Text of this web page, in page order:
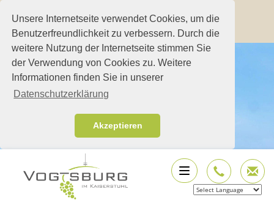
Unsere Internetseite verwendet Cookies, um die
Benutzerfreundlichkeit zu verbessern. Durch die
weitere Nutzung der Internetseite stimmen Sie
der Verwendung von Cookies zu. Weitere
Informationen finden Sie in unserer
Datenschutzerklärung
Akzeptieren